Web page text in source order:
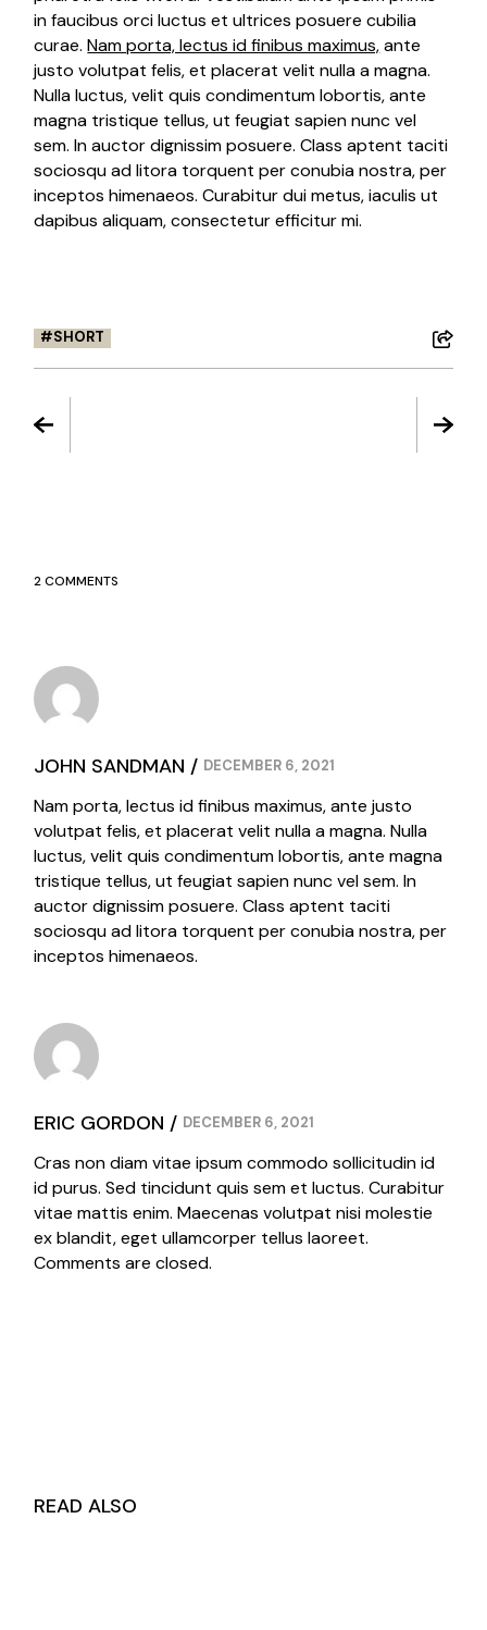
in faucibus orci luctus et ultrices posuere cubilia
curae.Nam porta, lectus id finibus maximus,ante
justo volutpat felis, et placerat velit nulla a magna.
Nulla luctus, velit quis condimentum lobortis, ante
magna tristique tellus, ut feugiat sapien nunc vel
sem. In auctor dignissim posuere. Class aptent taciti
sociosqu ad litora torquent per conubia nostra, per
inceptos himenaeos. Curabitur dui metus, iaculis ut
dapibus aliquam, consectetur efficitur mi.
SHORT
2 COMMENTS
JOHN SANDMAN DECEMBER 6, 2021
Nam porta, lectus id finibus maximus, ante justo
volutpat felis, et placerat velit nulla a magna. Nulla
luctus, velit quis condimentum lobortis, ante magna
tristique tellus, ut feugiat sapien nunc vel sem. In
auctor dignissim posuere. Class aptent taciti
sociosqu ad litora torquent per conubia nostra, per
inceptos himenaeos.
ERIC GORDON DECEMBER 6, 2021
Cras non diam vitae ipsum commodo sollicitudin id
id purus. Sed tincidunt quis sem et luctus. Curabitur
vitae mattis enim. Maecenas volutpat nisi molestie
ex blandit, eget ullamcorper tellus laoreet.
Comments are closed.
READ ALSO